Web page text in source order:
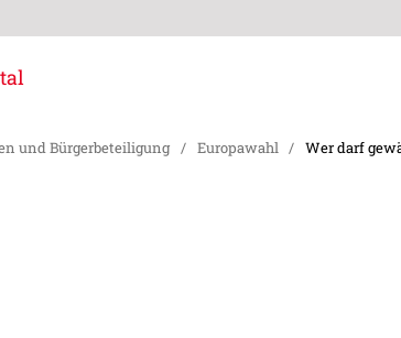
und Bürgerbeteiligung / Europawahl / Wer darf